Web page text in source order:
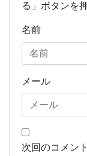
る」ボタンを
名前
メール
次回のコメン